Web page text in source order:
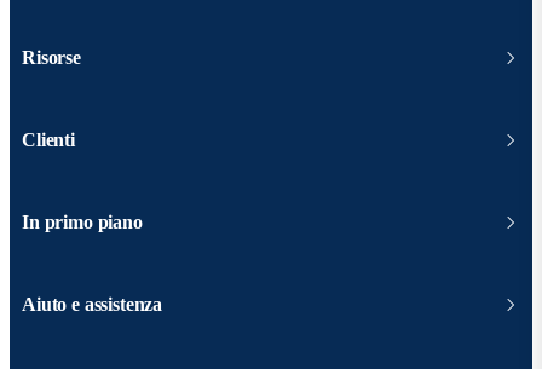
Risorse
Clienti
In primo piano
Aiuto e assistenza